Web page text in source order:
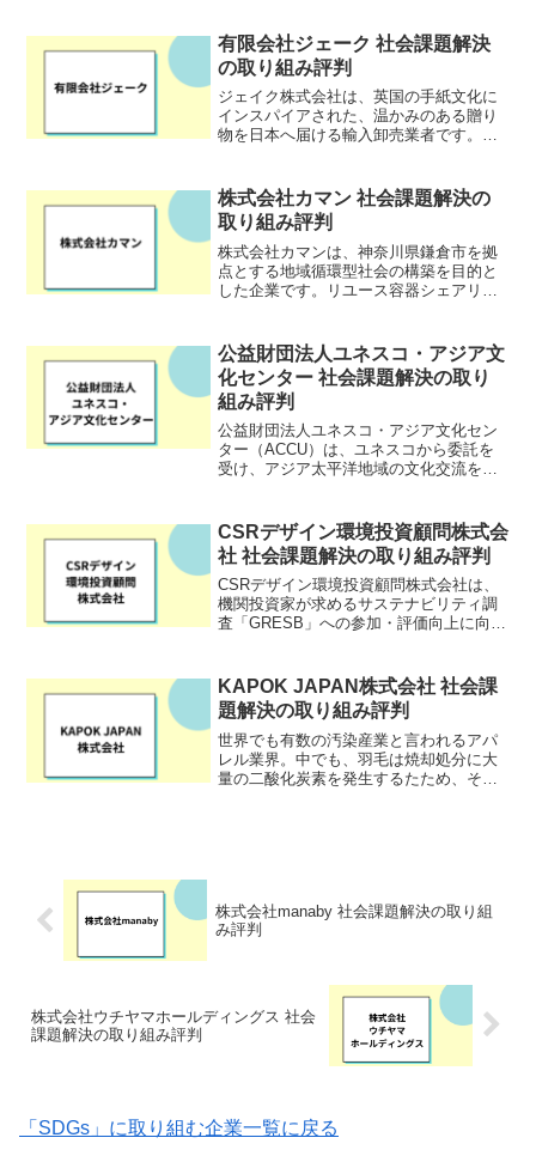
ガス削減を目指しています。また、農家
に収益を提供することで、...
有限会社ジェーク 社会課題解決
の取り組み評判
ジェイク株式会社は、英国の手紙文化に
インスパイアされた、温かみのある贈り
物を日本へ届ける輸入卸売業者です。特
質でデザイン性に優れた商品を数多く取
り扱って...
株式会社カマン 社会課題解決の
取り組み評判
株式会社カマンは、神奈川県鎌倉市を拠
点とする地域循環型社会の構築を目的と
した企業です。リユース容器シェアリン
ています。また、企業や自治体、大学と
のイノベーションエ...
公益財団法人ユネスコ・アジア文
化センター 社会課題解決の取り
組み評判
公益財団法人ユネスコ・アジア文化セン
ター（ACCU）は、ユネスコから委託を
受け、アジア太平洋地域の文化交流を促
成、文化協力など、多岐にわたる事業を
展開し、持続可能な社...
CSRデザイン環境投資顧問株式会
社 社会課題解決の取り組み評判
CSRデザイン環境投資顧問株式会社は、
機関投資家が求めるサステナビリティ調
査「GRESB」への参加・評価向上に向け
ングなどを行っています。
KAPOK JAPAN株式会社 社会課
題解決の取り組み評判
世界でも有数の汚染産業と言われるアパ
レル業界。中でも、羽毛は焼却処分に大
量の二酸化炭素を発生するたため、その
株式会社manaby 社会課題解決の取り組
み評判
株式会社ウチヤマホールディングス 社会
課題解決の取り組み評判
「SDGs」に取り組む企業一覧に戻る